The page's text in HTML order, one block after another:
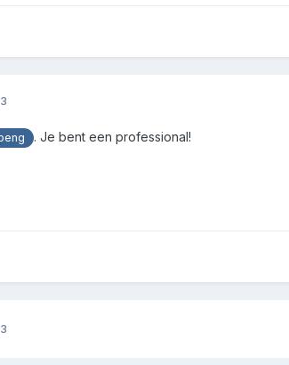
. Je bent een professional!